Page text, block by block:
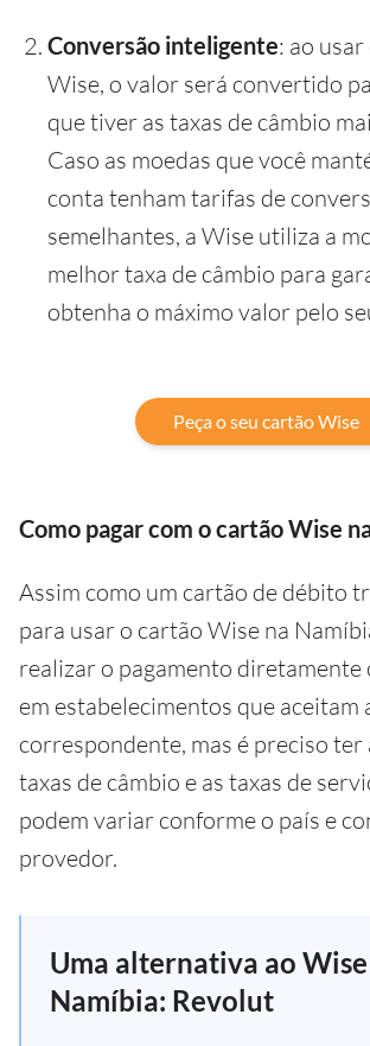
Conversão inteligente: ao
Wise, o valor será convertido
que tiver as taxas de câmbio
Caso as moedas que você
conta tenham tarifas de
semelhantes, a Wise utiliza a
melhor taxa de câmbio para
obtenha o máximo valor pelo
Peça o seu cartão Wise
Como pagar com o cartão Wise
Assim como um cartão de débito
para usar o cartão Wise na
realizar o pagamento diretamente
em estabelecimentos que aceitam
correspondente, mas é preciso ter
taxas de câmbio e as taxas de
podem variar conforme o país e
provedor.
Uma alternativa ao
Namíbia: Revolut